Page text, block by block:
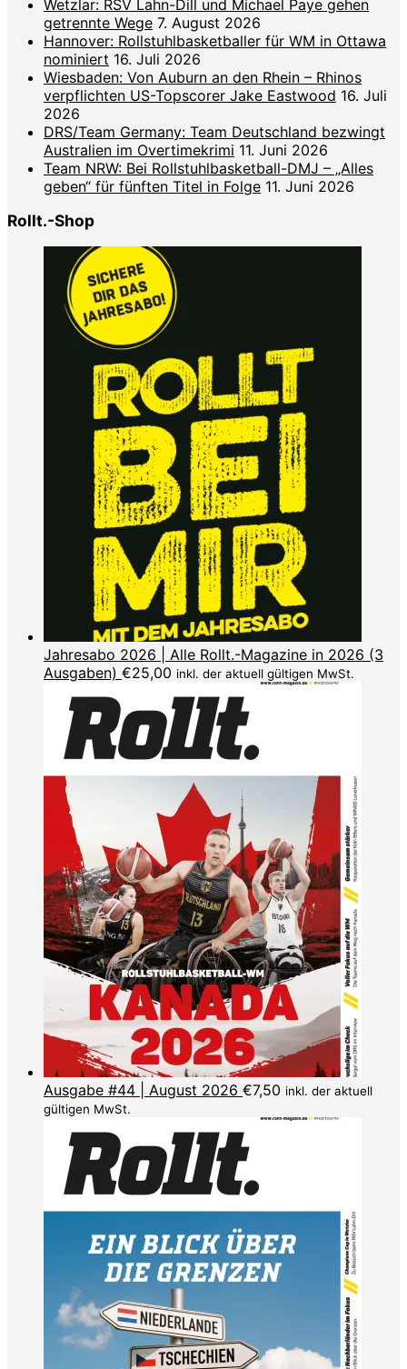
Wetzlar: RSV Lahn-Dill und Michael Paye gehen
getrennte Wege 7. August 2026
Hannover: Rollstuhlbasketballer für WM in Ottawa
nominiert 16. Juli 2026
Wiesbaden: Von Auburn an den Rhein – Rhinos
verpflichten US-Topscorer Jake Eastwood 16. Juli
2026
DRS/Team Germany: Team Deutschland bezwingt
Australien im Overtimekrimi 11. Juni 2026
Team NRW: Bei Rollstuhlbasketball-DMJ – „Alles
geben“ für fünften Titel in Folge 11. Juni 2026
Rollt.-Shop
Jahresabo 2026 | Alle Rollt.-Magazine in 2026 (3
Ausgaben) €25,00 inkl. der aktuell gültigen MwSt.
Ausgabe #44 | August 2026 €7,50 inkl. der aktuell
gültigen MwSt.